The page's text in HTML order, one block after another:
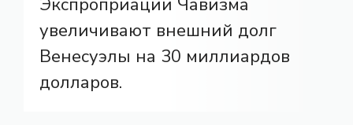
увеличивают внешний долг
Венесуэлы на 30 миллиардов
долларов.